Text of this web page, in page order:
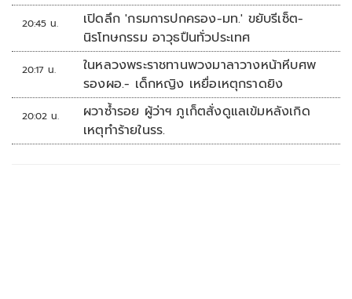
20:45 น.
เปิดลึก 'กรมการปกครอง-มท.' ขยับรีเซ็ต-
นิรโทษกรรม อาวุธปืนทั่วประเทศ
20:17 น.
ในหลวงพระราชทานพวงมาลาวางหน้าหีบศพ
รองผอ.- เด็กหญิง เหยื่อเหตุกราดยิง
20:02 น.
ผวาซ้ำรอย ผู้ว่าฯ ภูเก็ตสั่งดูแลเข้มหลังเกิด
เหตุทำร้ายในรร.